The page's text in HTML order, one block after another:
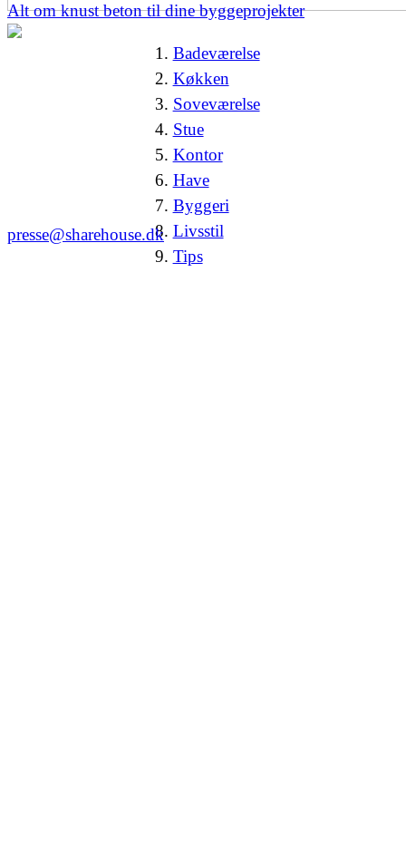
Alt om knust beton til dine byggeprojekter
Badeværelse
Køkken
Soveværelse
Stue
Kontor
Have
Byggeri
Livsstil
Tips
presse@sharehouse.dk